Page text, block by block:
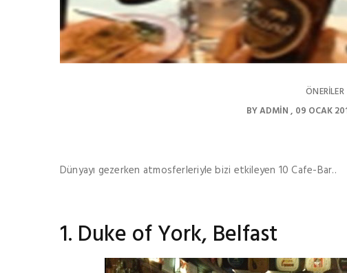
ÖNERILER
BYADMIN 09 OCAK
Dünyayı gezerken atmosferleriyle bizi etkileyen 10 Cafe-Bar..
1. Duke of York, Belfast